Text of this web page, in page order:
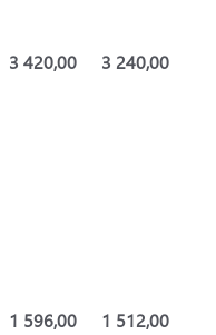
3 420,00 3 240,00
1 596,00 1 512,00